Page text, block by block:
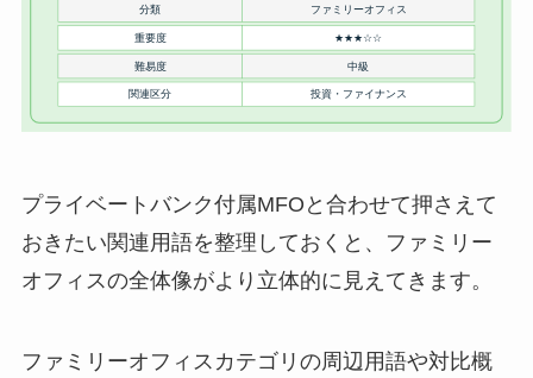
プライベートバンク付属MFOと合わせて押さえて
おきたい関連用語を整理しておくと、ファミリー
オフィスの全体像がより立体的に見えてきます。
ファミリーオフィスカテゴリの周辺用語や対比概